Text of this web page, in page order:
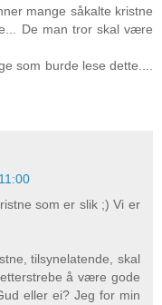
mange såkalte kristne
De man tror skal være
som burde lese dette....
som er slik ;) Vi er
tilsynelatende, skal
å være gode
eller ei? Jeg for min